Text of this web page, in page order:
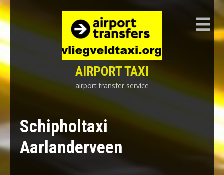
Skip
to
content
AIRPORT TAXI
airport transfer service
Schipholtaxi
Aarlanderveen